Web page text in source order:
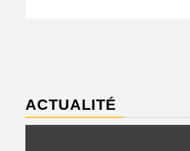
ACTUALITÉ